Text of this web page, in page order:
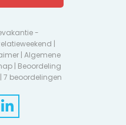
-
|
| Algemene
| Beoordeling
7 beoordelingen